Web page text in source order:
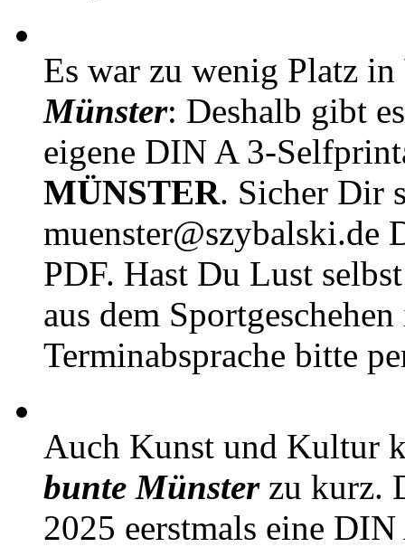
Es war zu wenig Platz in
Münster: Deshalb gibt
eigene DIN A 3-
MÜNSTER. Sicher Dir
muenster@szybalski.de
PDF. Hast Du Lust
aus dem
Terminabsprache bitte
Auch Kunst und Kultur
bunte Münsterzu kurz.
2025 eerstmals eine